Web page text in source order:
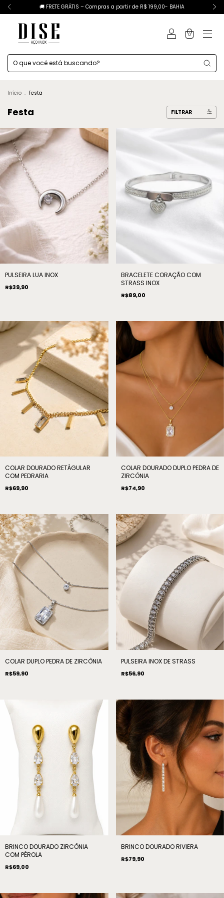
🚚 FRETE GRÁTIS – Compras a partir de R$ 199,00- BAHIA
0
Início . Festa
Festa FILTRAR
PULSEIRA LUA INOX
R$39,90
BRACELETE CORAÇÃO COM
STRASS INOX
R$89,00
COLAR DOURADO RETÂGULAR
COM PEDRARIA
R$69,90
COLAR DOURADO DUPLO PEDRA DE
ZIRCÔNIA
R$74,90
COLAR DUPLO PEDRA DE ZIRCÔNIA
R$59,90
PULSEIRA INOX DE STRASS
R$56,90
BRINCO DOURADO ZIRCÔNIA
COM PÉROLA
R$69,00
BRINCO DOURADO RIVIERA
R$79,90